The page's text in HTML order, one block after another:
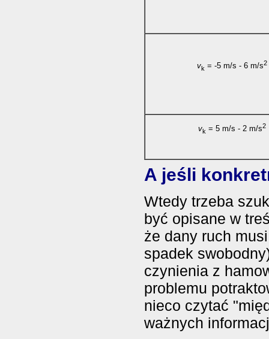
vk = -5 m/s - 6 m/s2
vk = 5 m/s - 2 m/s2
A jeśli
Wtedy trzeba
być opisane w
że dany ruch
spadek
czynienia z
problemu
nieco czytać
ważnych